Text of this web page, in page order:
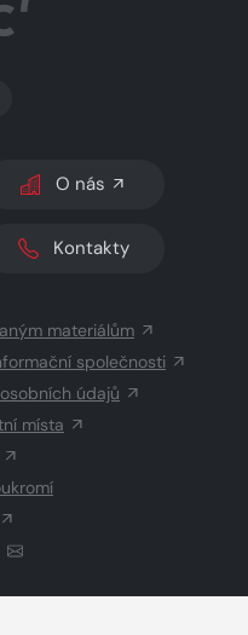
SVĚTLÝ/TMAVÝ REŽIM
O nás
Kontakty
materiálům
společnosti
údajů
místa